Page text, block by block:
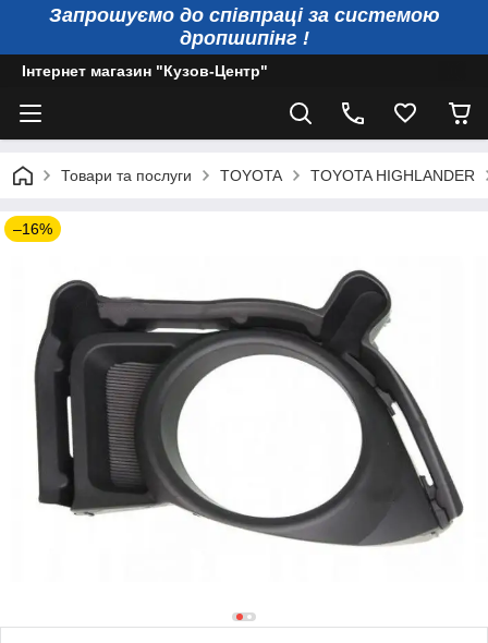
Запрошуємо до співпраці за системою
дропшипінг !
Інтернет магазин "Кузов-Центр"
Товари та послуги TOYOTA TOYOTA HIGHLANDER
–16%